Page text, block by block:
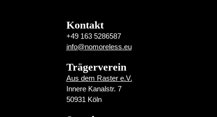
Kontakt
+49 163 5286587
info@nomoreless.eu
Trägerverein
Aus dem Raster e.V.
Innere Kanalstr. 7
50931 Köln